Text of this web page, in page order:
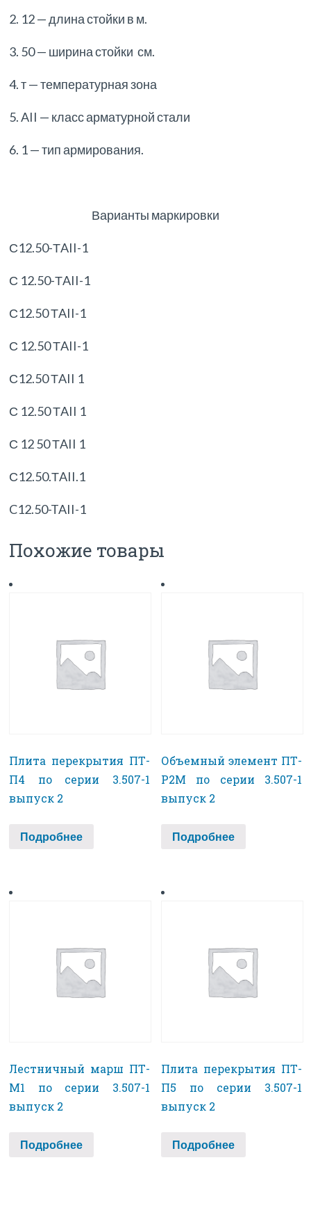
2. 12 — длина стойки в м.
3. 50 — ширина стойки см.
4. т — температурная зона
5. AII — класс арматурной стали
6. 1 — тип армирования.
Варианты маркировки
С12.50-ТAII-1
С 12.50-ТAII-1
С12.50 ТAII-1
С 12.50 ТAII-1
С12.50 ТAII 1
С 12.50 ТAII 1
С 12 50 ТAII 1
С12.50.ТAII.1
C12.50-TAII-1
Похожие товары
Плита перекрытия ПТ-
П4 по серии 3.507-1
выпуск 2
Подробнее
Объемный элемент ПТ-
Р2М по серии 3.507-1
выпуск 2
Подробнее
Лестничный марш ПТ-
М1 по серии 3.507-1
выпуск 2
Подробнее
Плита перекрытия ПТ-
П5 по серии 3.507-1
выпуск 2
Подробнее